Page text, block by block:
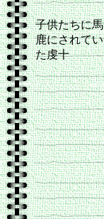
子供たちに馬
鹿にされてい
た虔十